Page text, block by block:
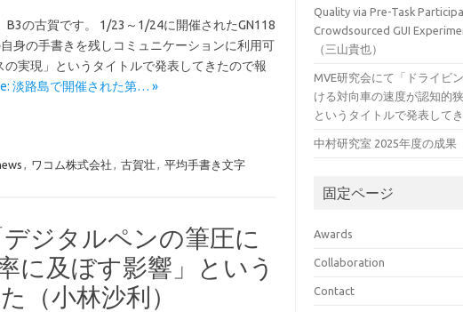
B3の古賀です。 1/23～1/24に開催されたGN118
身の手書きを残しコミュニケーションに利用可
実現」というタイトルで発表してきたので報
淡路島で開催された第… »
, ワコム株式会社 , 古賀壮, 平均手書き文字
ジタルペンの筆圧に
に及ぼす影響」という
（小林沙利）
Quality via Pre-Task
Crowdsourced GUI
（三山貴也）
MVE研究会にて「ドライビ
ける対向車の速度が認知的
というタイトルで発表して
中村研究室 2025年度の成果
固定ページ
Awards
Collaboration
Contact